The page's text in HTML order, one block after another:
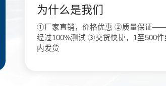
为什么是我们
①厂家直销，价格优惠 ②质量保证
经过100%测试 ③交货快捷，1至500件
内发货